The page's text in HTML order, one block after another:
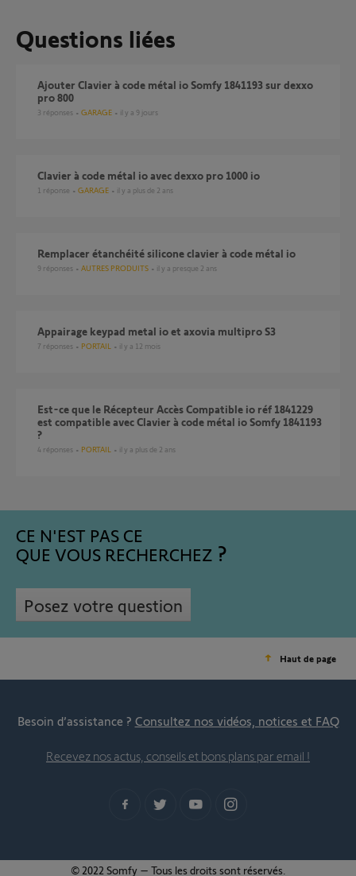
Questions liées
Ajouter Clavier à code métal io Somfy 1841193 sur dexxo
pro 800
3 réponses GARAGE il y a 9 jours
Clavier à code métal io avec dexxo pro 1000 io
1 réponse GARAGE il y a plus de 2 ans
remplacer étanchéité silicone clavier à code métal io
9 réponses AUTRES PRODUITS il y a presque 2 ans
appairage keypad metal io et axovia multipro S3
7 réponses PORTAIL il y a 12 mois
est-ce que le Récepteur Accès Compatible io réf 1841229
est compatible avec Clavier à code métal io Somfy 1841193
?
4 réponses PORTAIL il y a plus de 2 ans
CE N'EST PAS CE
QUE VOUS RECHERCHEZ
Posez votre question
Haut de page
Besoin d’assistance ? Consultez nos vidéos, notices et FAQ
Recevez nos actus, conseils et bons plans par email !
© 2022 Somfy – Tous les droits sont réservés.